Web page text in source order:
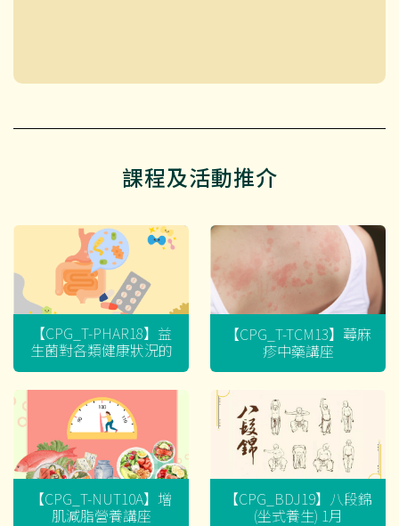
課程及活動推介
【CPG_T-PHAR18】益
生菌對各類健康狀況的
迷思
【CPG_T-TCM13】蕁麻
疹中藥講座
【CPG_T-NUT10A】增
肌減脂營養講座
【CPG_BDJ19】八段錦
(坐式養生) 1月